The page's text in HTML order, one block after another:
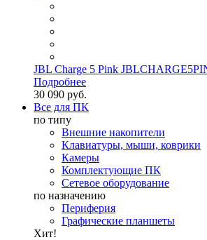
JBL Charge 5 Pink
Подробнее
30 090 руб.
Все для ПК
по типу
Внешние накопители
Клавиатуры, мыши, коврики
Камеры
Комплектующие ПК
Сетевое оборудование
по назначению
Периферия
Графические планшеты
Хит!